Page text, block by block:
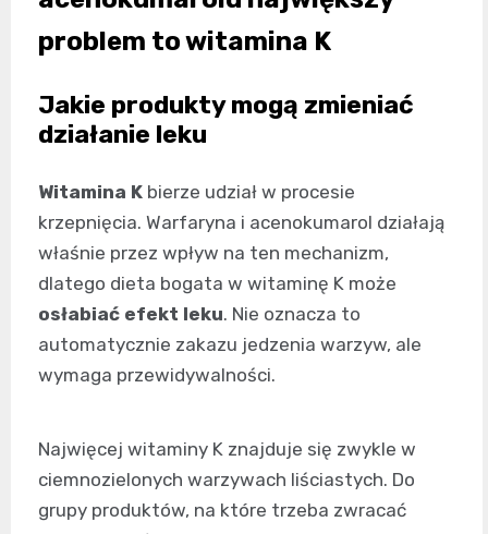
problem to witamina K
Jakie produkty mogą zmieniać
działanie leku
Witamina K bierze udział w procesie
krzepnięcia. Warfaryna i acenokumarol działają
właśnie przez wpływ na ten mechanizm,
dlatego dieta bogata w witaminę K może
osłabiać efekt leku. Nie oznacza to
automatycznie zakazu jedzenia warzyw, ale
wymaga przewidywalności.
Najwięcej witaminy K znajduje się zwykle w
ciemnozielonych warzywach liściastych. Do
grupy produktów, na które trzeba zwracać